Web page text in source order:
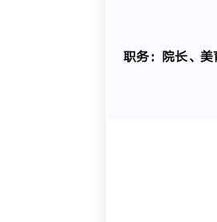
职务：院长、